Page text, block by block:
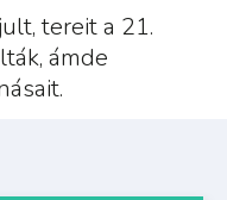
tereit a 21.
ámde